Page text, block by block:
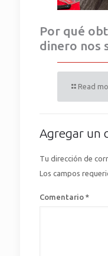
Por qué
dinero nos
Read
Agregar un
Tu dirección de
Los campos
Comentario *